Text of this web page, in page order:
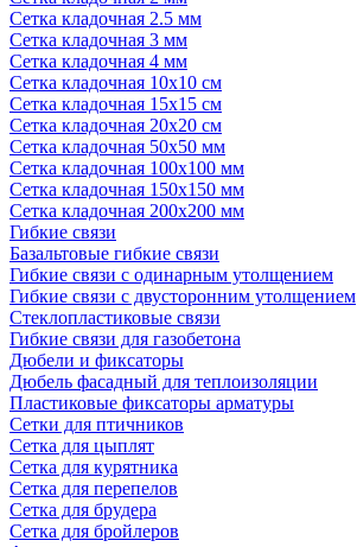
Сетка кладочная 2.5 мм
Сетка кладочная 3 мм
Сетка кладочная 4 мм
Сетка кладочная 10x10 см
Сетка кладочная 15x15 см
Сетка кладочная 20x20 см
Сетка кладочная 50x50 мм
Сетка кладочная 100x100 мм
Сетка кладочная 150x150 мм
Сетка кладочная 200x200 мм
Гибкие связи
Базальтовые гибкие связи
Гибкие связи с одинарным утолщением
Гибкие связи с двусторонним утолщением
Стеклопластиковые связи
Гибкие связи для газобетона
Дюбели и фиксаторы
Дюбель фасадный для теплоизоляции
Пластиковые фиксаторы арматуры
Сетки для птичников
Сетка для цыплят
Сетка для курятника
Сетка для перепелов
Сетка для брудера
Сетка для бройлеров